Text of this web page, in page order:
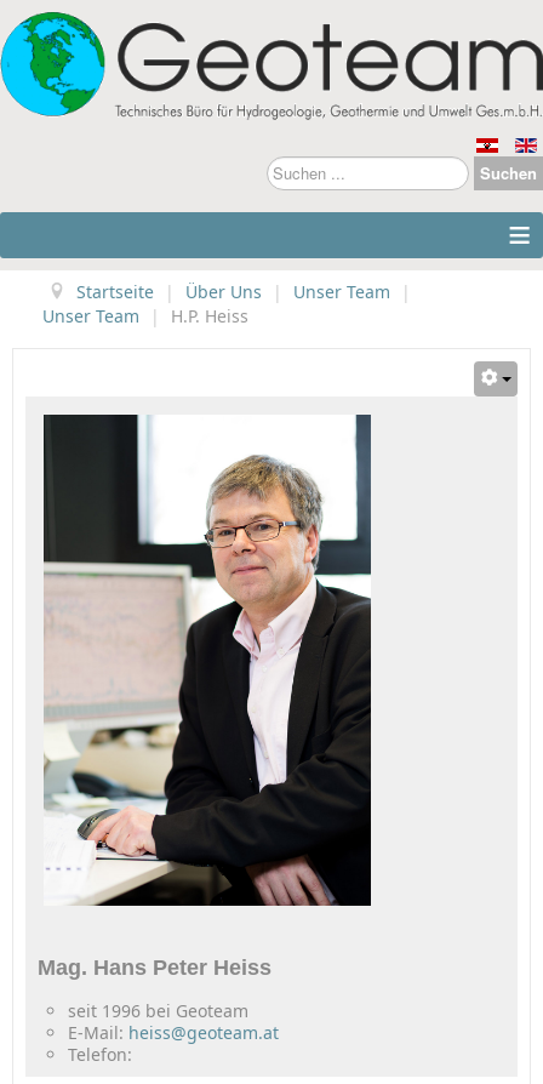
Suchen
...
Suchen
≡
Startseite | Über Uns | Unser Team
|
Unser Team
| H.P. Heiss
Mag. Hans Peter Heiss
seit 1996 bei Geoteam
E-Mail: heiss@geoteam.at
Telefon: